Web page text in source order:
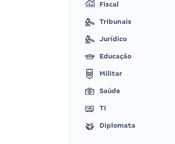
Fiscal
Tribunais
Jurídico
Educação
Militar
Saúde
TI
Diplomata